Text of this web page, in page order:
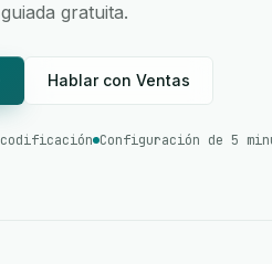
gratuita.
Hablar con Ventas
Configuración de 5